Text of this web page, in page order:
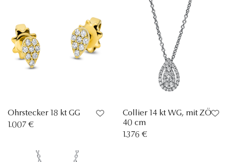
Ohrstecker 18 kt GG
1.007 €
Collier 14 kt WG, mit ZÖ
40 cm
1.376 €